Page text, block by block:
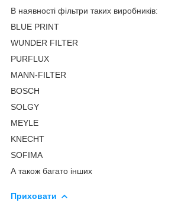
В наявності фільтри таких виробників:
BLUE PRINT
WUNDER FILTER
PURFLUX
MANN-FILTER
BOSCH
SOLGY
MEYLE
KNECHT
SOFIMA
А також багато інших
Приховати